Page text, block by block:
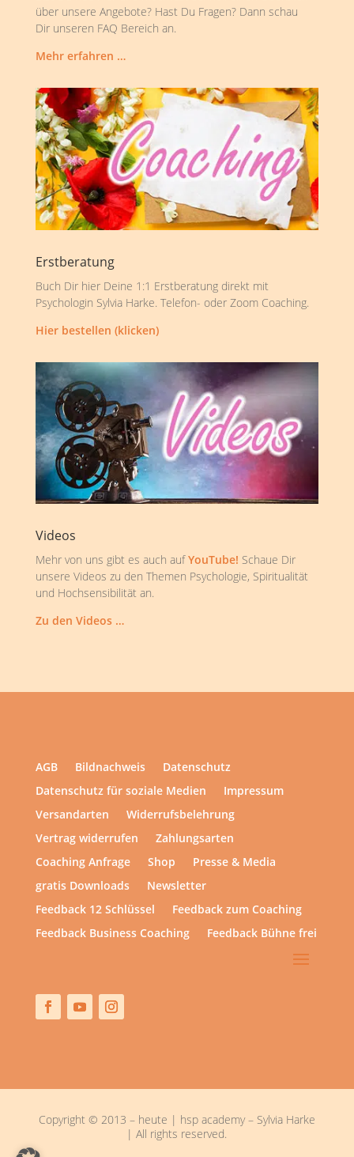
über unsere Angebote? Hast Du Fragen? Dann schau
Dir unseren FAQ Bereich an.
Mehr erfahren …
Erstberatung
Buch Dir hier Deine 1:1 Erstberatung direkt mit
Psychologin Sylvia Harke. Telefon- oder Zoom Coaching.
Hier bestellen (klicken)
Videos
Mehr von uns gibt es auch aufYouTube! Schaue Dir
unsere Videos zu den Themen Psychologie, Spiritualität
und Hochsensibilität an.
Zu den Videos …
AGB Bildnachweis
Datenschutz
Datenschutz für soziale Medien
Impressum
Versandarten
Widerrufsbelehrung
Vertrag widerrufen
Zahlungsarten
Coaching Anfrage
Shop
Presse & Media
gratis Downloads
Newsletter
Feedback 12 Schlüssel
Feedback zum Coaching
Feedback Business Coaching
Feedback Bühne frei
Copyright © 2013 – heute | hsp academy – Sylvia Harke
| All rights reserved.